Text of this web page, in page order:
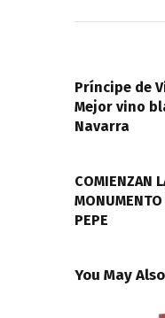
entradas
Príncipe de
Mejor vino
Navarra
COMIENZAN
PEPE
You May